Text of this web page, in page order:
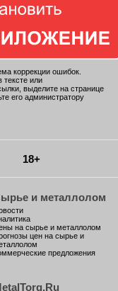
коррекции ошибок.
тексте или
выделите на странице
его администратору
18+
и металлолом
на сырье и металлолом
цен на сырье и
предложения